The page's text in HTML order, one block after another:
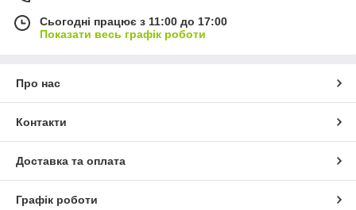
Сьогодні працює з 11:00 до 17:00
Показати весь графік роботи
Про нас
Контакти
Доставка та оплата
Графік роботи